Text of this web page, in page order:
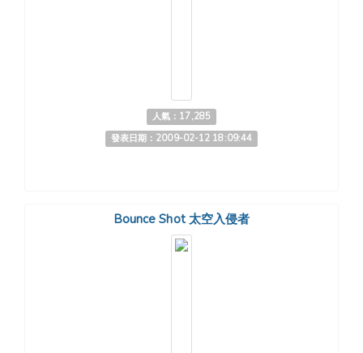
人氣：17,285
發表日期：2009-02-12 18:09:44
Bounce Shot 太空入侵者